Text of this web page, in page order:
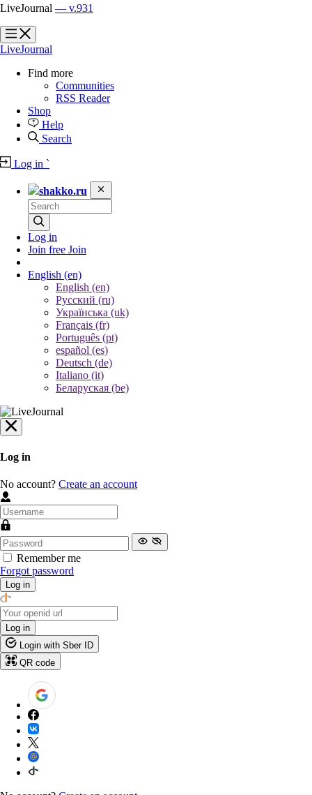
LiveJournal — v.931
?
?
LiveJournal
Find more
Communities
RSS Reader
Shop
Help
Search
Log in `
shakko.ru
Log in
Join free Join
English (en)
English (en)
Русский (ru)
Українська (uk)
Français (fr)
Português (pt)
español (es)
Deutsch (de)
Italiano (it)
Беларуская (be)
Log in
No account? Create an account
Remember me
Forgot password
Log in
Log in
Login with Sber ID
QR code